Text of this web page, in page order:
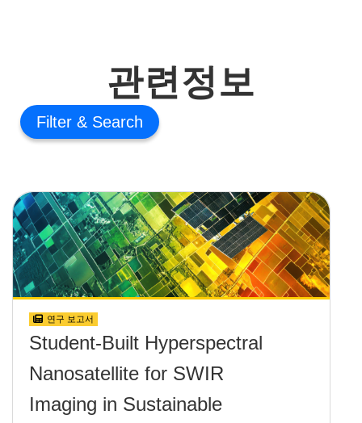
관련정보
Filter
연구 보고서
Student-Built Hyperspectral
Nanosatellite for SWIR
Imaging in Sustainable